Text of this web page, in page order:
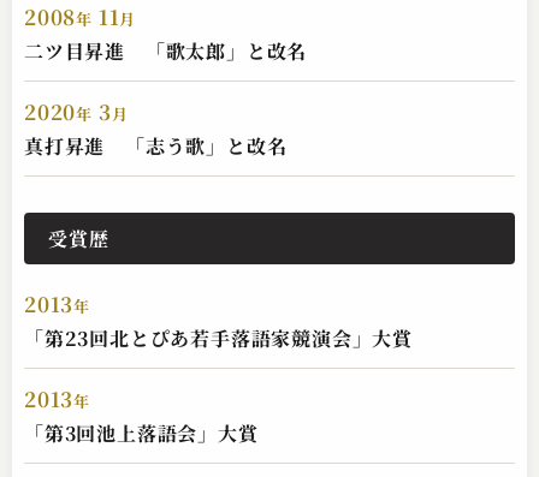
三遊亭 志う歌
子ほめ
2008年 11月
二ツ目昇進 「歌太郎」と改名
2020年 3月
真打昇進 「志う歌」と改名
受賞歴
2013年
「第23回北とぴあ若手落語家競演会」大賞
2013年
「第3回池上落語会」大賞